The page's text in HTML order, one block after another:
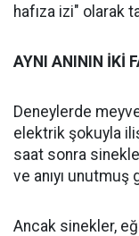
hafıza izi" olarak
AYNI ANININ İKİ
Deneylerde
elektrik şokuyla
saat sonra
ve anıyı unutmuş
Ancak sinekler,